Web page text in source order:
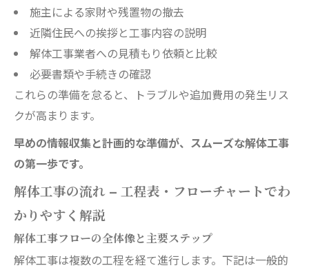
施主による家財や残置物の撤去
近隣住民への挨拶と工事内容の説明
解体工事業者への見積もり依頼と比較
必要書類や手続きの確認
これらの準備を怠ると、トラブルや追加費用の発生リス
クが高まります。
早めの情報収集と計画的な準備が、スムーズな解体工事
の第一歩です。
解体工事の流れ – 工程表・フローチャートでわ
かりやすく解説
解体工事フローの全体像と主要ステップ
解体工事は複数の工程を経て進行します。下記は一般的